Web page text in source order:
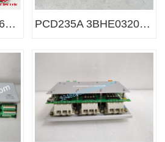
ABB DSDO110 57160001-K/3 数字量输出卡件 PCD235A 3BHE032025R0101 输入/输出 控制模块